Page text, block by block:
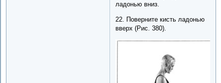
ладонью вниз.
22. Поверните кисть ладонью
вверх (Рис. 380).